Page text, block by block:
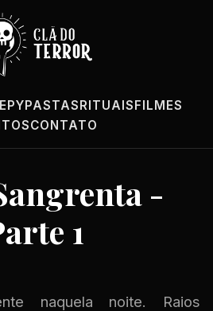
RITUAISFILMES
CONTATO
-
1
naquela noite. Raios